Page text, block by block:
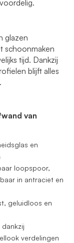
glazen
schoonmaken
tijd. Dankzij
blijft alles
van
en
loopspoor,
in antraciet en
geluidloos en
dankzij
verdelingen